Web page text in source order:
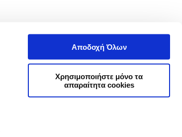
Αποδοχή Όλων
Χρησιμοποιήστε μόνο τα
απαραίτητα cookies